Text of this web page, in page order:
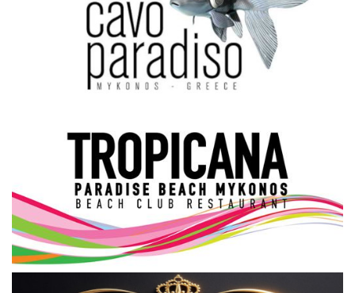
Science & Tech
Aegean Islands
Cost Of Living Crisis
Opinion + Analysis
L’Art des Sens
All News